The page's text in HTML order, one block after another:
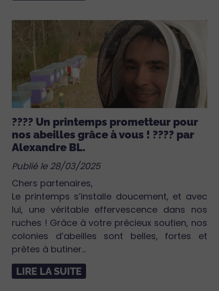
???? Un printemps prometteur pour
nos abeilles grâce à vous ! ???? par
Alexandre BL.
Publié le 28/03/2025
Chers partenaires,
Le printemps s’installe doucement, et avec
lui, une véritable effervescence dans nos
ruches ! Grâce à votre précieux soutien, nos
colonies d’abeilles sont belles, fortes et
prêtes à butiner...
LIRE LA SUITE